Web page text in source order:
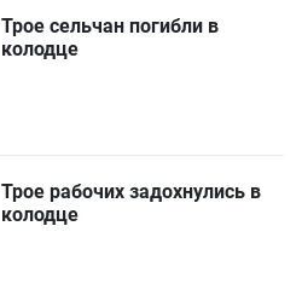
Трое сельчан погибли в
колодце
Трое рабочих задохнулись в
колодце